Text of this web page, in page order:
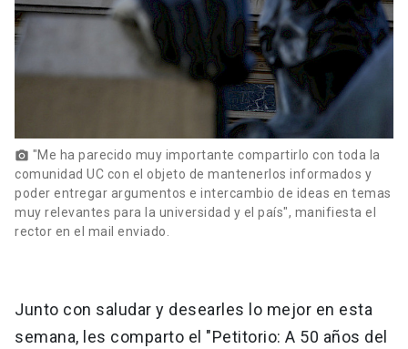
photo_camera "Me ha parecido muy importante compartirlo con toda la
comunidad UC con el objeto de mantenerlos informados y
poder entregar argumentos e intercambio de ideas en temas
muy relevantes para la universidad y el país", manifiesta el
rector en el mail enviado.
Junto con saludar y desearles lo mejor en esta
semana, les comparto el "Petitorio: A 50 años del